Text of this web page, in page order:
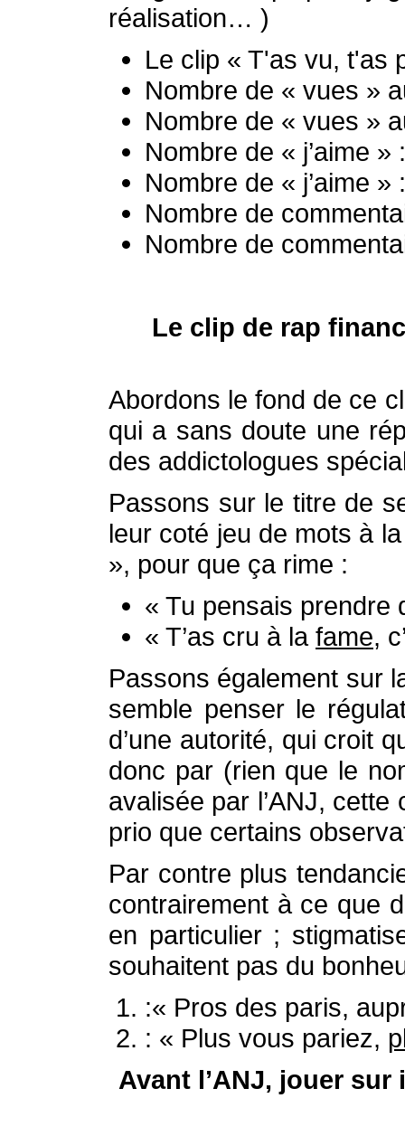
réalisation… )
Le clip « T'as vu, t'as
Nombre de « vues »
Nombre de « vues »
Nombre de « j’aime
Nombre de « j’aime
Nombre de
Nombre de
Le clip de rap
Abordons le fond de ce
qui a sans doute une
des addictologues
Passons sur le titre de
leur coté jeu de mots à
», pour que ça rime :
« Tu pensais prendre
« T’as cru à la fame,
Passons également sur
semble penser le
d’une autorité, qui croit
donc par (rien que le
avalisée par l’ANJ,
prio que certains
Par contre plus
contrairement à ce que
en particulier ;
souhaitent pas du
:« Pros des paris,
: « Plus vous pariez,
Avant l’ANJ, jouer